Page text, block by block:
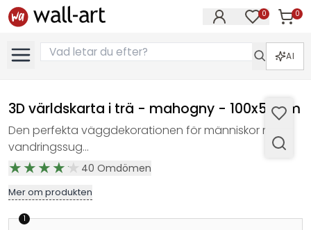
0 0
AI
3D världskarta i trä - mahogny - 100x50 cm
Den perfekta väggdekorationen för människor med
vandringssug...
40 Omdömen
Mer om produkten
1